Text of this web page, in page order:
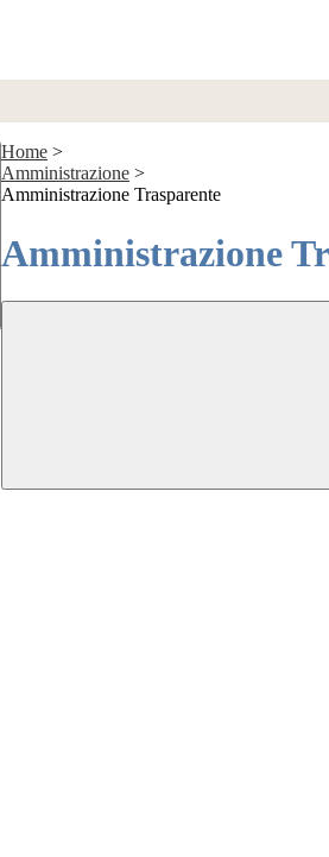
Home >
Amministrazione >
Amministrazione Trasparente
Amministrazione